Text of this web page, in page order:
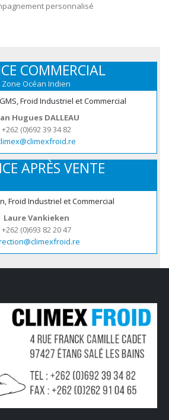
personnalisé
COMMERCIAL
Zone Océan Indien
Froid Industriel et Commercial
Hugues DALLEAU
+262 (0)692 39 34 82
APRÈS VENTE
Froid Industriel et Commercial
Laure Vankieken
+262 (0)693 82 20 47